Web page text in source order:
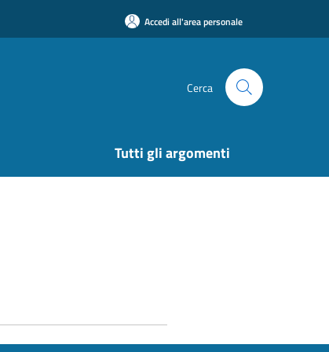
Accedi all'area personale
Cerca
Tutti gli argomenti